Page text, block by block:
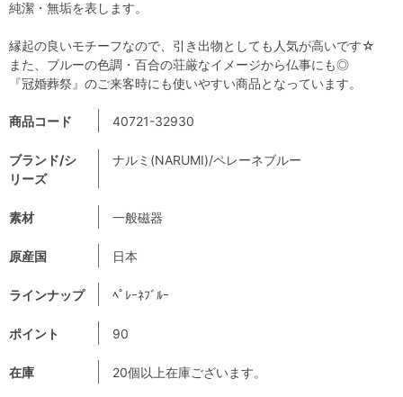
商品コード 40721-32930
ブランド/シ
リーズ
ナルミ(NARUMI)/ペレーネブルー
素材 一般磁器
原産国 日本
ラインナップ ﾍﾟﾚｰﾈﾌﾞﾙｰ
ポイント 90
在庫 20個以上在庫ございます。
純潔・無垢を表します。
縁起の良いモチーフなので、引き出物としても人気が高いです☆
また、ブルーの色調・百合の荘厳なイメージから仏事にも◎
『冠婚葬祭』のご来客時にも使いやすい商品となっています。